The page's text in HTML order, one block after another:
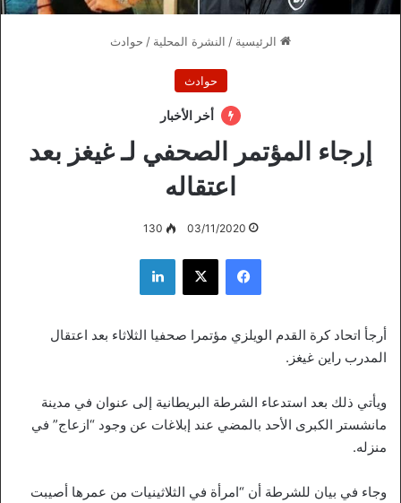
الرئيسية / النشرة المحلية / حوادث
حوادث
أخر الأخبار
إرجاء المؤتمر الصحفي لـ غيغز بعد
اعتقاله
03/11/2020
130
فيسبوك ‫X لينكدإن
أرجأ اتحاد كرة القدم الويلزي مؤتمرا صحفيا الثلاثاء بعد اعتقال
المدرب راين غيغز.
ويأتي ذلك بعد استدعاء الشرطة البريطانية إلى عنوان في مدينة
مانشستر الكبرى الأحد بالمضي عند إبلاغات عن وجود “ازعاج” في
منزله.
وجاء في بيان للشرطة أن “امرأة في الثلاثينيات من عمرها أصيبت